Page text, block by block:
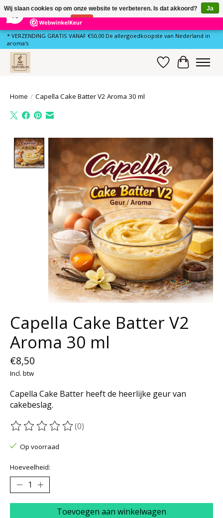
80 Reviews ×
* VERZENDING GRATIS VANAF €50,00 De allergoedkoopste van Nederland in
aroma's
Verlanglijst
Home / Capella Cake Batter V2 Aroma 30 ml
Product image slideshow Items
Capella Cake Batter V2
Aroma 30 ml
€8,50
Incl. btw
Capella Cake Batter heeft de heerlijke geur van
cakebeslag.
De beoordeling van dit product is
(0)
Op voorraad
Hoeveelheid:
Toevoegen aan winkelwagen
Wij slaan cookies op om onze website te verbeteren. Is dat akkoord?
Ja
Nee